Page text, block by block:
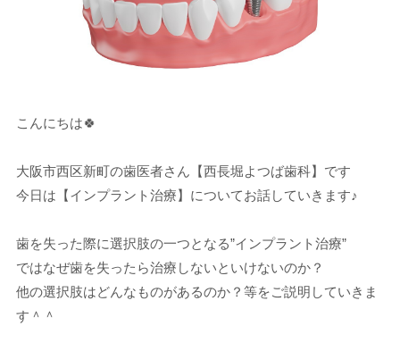
こんにちは🍀
大阪市西区新町の歯医者さん【西長堀よつば歯科】です
今日は【インプラント治療】についてお話していきます♪
歯を失った際に選択肢の一つとなる”インプラント治療”
ではなぜ歯を失ったら治療しないといけないのか？
他の選択肢はどんなものがあるのか？等をご説明していきま
す＾＾